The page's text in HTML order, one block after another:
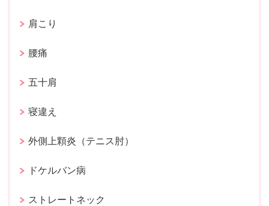
肩こり
腰痛
五十肩
寝違え
外側上顆炎（テニス肘）
ドケルバン病
ストレートネック